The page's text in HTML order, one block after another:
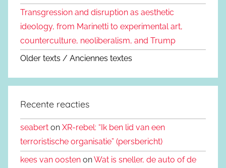
Transgression and disruption as aesthetic
ideology, from Marinetti to experimental art,
counterculture, neoliberalism, and Trump
Older texts / Anciennes textes
Recente reacties
seabert on XR-rebel: “Ik ben lid van een
terroristische organisatie” (persbericht)
kees van oosten onWat is sneller, de auto of de